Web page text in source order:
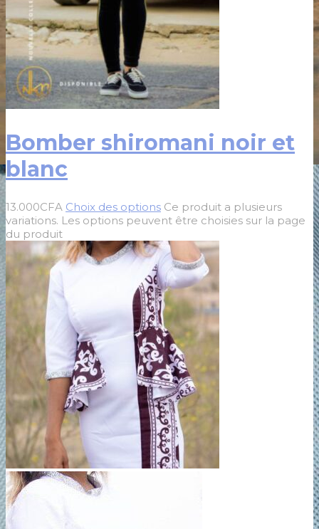
Bomber shiromani noir et
blanc
13.000CFA Choix des options Ce produit a plusieurs
variations. Les options peuvent être choisies sur la page
du produit